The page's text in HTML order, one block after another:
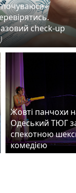
check-up
Жовті панчохи
Одеський ТЮГ
спекотною
комедією